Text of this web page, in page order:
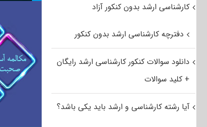
کارشناسی ارشد بدون کنکور آزاد
دفترچه کارشناسی ارشد بدون کنکور
دانلود سوالات کنکور کارشناسی ارشد رایگان
+ کلید سوالات
آیا رشته کارشناسی و ارشد باید یکی باشد؟